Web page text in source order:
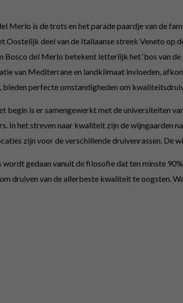
Merlo is de trots en het parade paardje van de
Oostelijk deel van de Italiaanse streek Veneto op
Bosco del Merlo betekent letterlijk het ‘bos van
van Mediterrane en landklimaat invloeden,
bieden perfecte omstandigheden om
begin is er samengewerkt met de universiteiten
In het streven naar kwaliteit zijn de wijngaarden
zijn voor de verschillende druivenrassen.
wordt gedaan vanuit de filosofie dat ten minste
druiven van de allerbeste kwaliteit te oogsten.